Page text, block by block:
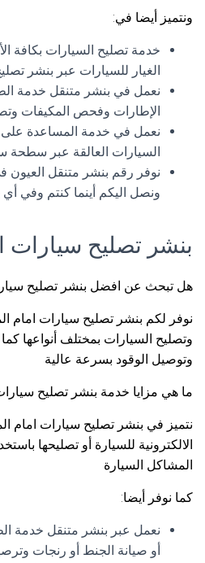
ونتميز أيضا في:
خدمة تصليح السيارات بكافة
الغيار للسيارات عبر بنشر
نعمل في بنشر متنقل خدمة
الإطارات وفحص المكيفات
نعمل في خدمة المساعدة
السيارات العالقة عبر سطحة
نوفر رقم بنشر متنقل
ونصل اليكم أينما كنتم وفي
بنشر تصليح سيارات
هل تبحث عن افضل بنشر تصليح
نوفر لكم بنشر تصليح سيارات امام
وتصليح السيارات بمختلف أنواعها
وتوصيل الوقود بسرعة عالية
ما هي مزايا خدمة بنشر تصليح
نتميز في بنشر تصليح سيارات امام
الالكترونية للسيارة أو تصليحها
المشاكل السيارة
كما نوفر أيضا:
نعمل عبر بنشر متنقل خدمة
أو صيانة الجنط أو رنجات